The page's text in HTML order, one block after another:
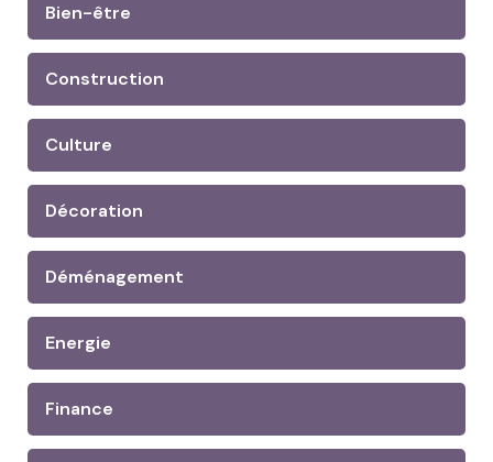
Bien-être
Construction
Culture
Décoration
Déménagement
Energie
Finance